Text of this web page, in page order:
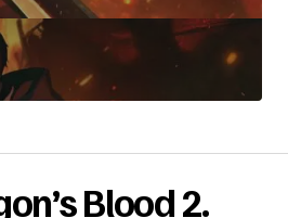
Blood 2.